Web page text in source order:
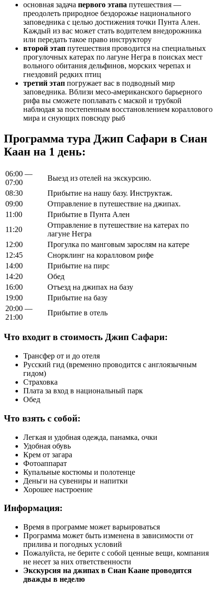
основная задача первого этапа путешествия —
преодолеть природное бездорожье национального
заповедника с целью достижения точки Пунта Ален.
Каждый из вас может стать водителем внедорожника
или передать такое право инструктору
второй этап путешествия проводится на специальных
прогулочных катерах по лагуне Негра в поисках мест
вольного обитания дельфинов, морских черепах и
гнездовий редких птиц
третий этап погружает вас в подводный мир
заповедника. Вблизи месо-американского барьерного
рифа вы сможете поплавать с маской и трубкой
наблюдая за постепенным восстановлением кораллового
мира и снующих повсюду рыб
Программа тура Джип Сафари в Сиан
Каан на 1 день:
06:00 —
07:00
Выезд из отелей на экскурсию.
08:30
Прибытие на нашу базу. Инструктаж.
09:00
Отправление в путешествие на джипах.
11:00
Прибытие в Пунта Ален
11:20
Отправление в путешествие на катерах по
лагуне Негра
12:00
Прогулка по манговым зарослям на катере
12:45
Снорклинг на коралловом рифе
14:00
Прибытие на пирс
14:20
Обед
16:00
Отъезд на джипах на базу
19:00
Прибытие на базу
20:00 —
21:00
Прибытие в отель
Что входит в стоимость Джип Сафари:
Трансфер от и до отеля
Русский гид (временно проводится с англоязычным
гидом)
Страховка
Плата за вход в национальный парк
Обед
Что взять с собой:
Легкая и удобная одежда, панамка, очки
Удобная обувь
Крем от загара
Фотоаппарат
Купальные костюмы и полотенце
Деньги на сувениры и напитки
Хорошее настроение
Информация:
Время в программе может варьироваться
Программа может быть изменена в зависимости от
прилива и погодных условий
Пожалуйста, не берите с собой ценные вещи, компания
не несет за них ответственности
Экскурсия на джипах в Сиан Каане проводится
дважды в неделю